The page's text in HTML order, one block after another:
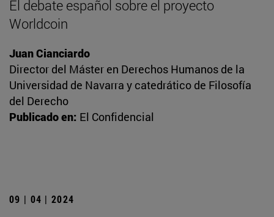
El debate español sobre el proyecto
Worldcoin
Juan Cianciardo
Director del Máster en Derechos Humanos de la
Universidad de Navarra y catedrático de Filosofía
del Derecho
Publicado en: El Confidencial
09 | 04 | 2024